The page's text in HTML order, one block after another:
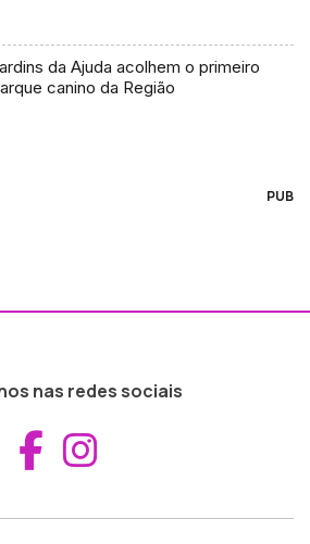
da Ajuda acolhem o primeiro
canino da Região
PUB
nas redes sociais
Aceder ao